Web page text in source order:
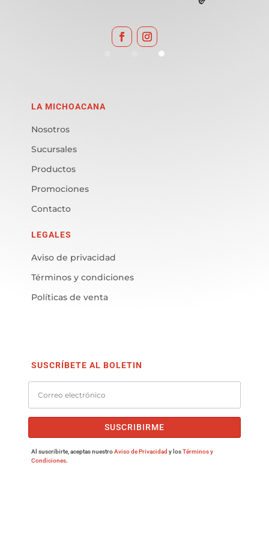
LA MICHOACANA
Nosotros
Sucursales
Productos
Promociones
Contacto
LEGALES
Aviso de privacidad
Términos y condiciones
Políticas de venta
SUSCRÍBETE AL BOLETIN
SUSCRIBIRME
Al suscribirte, aceptas nuestroAviso de Privacidad y losTérminos y
Condiciones.